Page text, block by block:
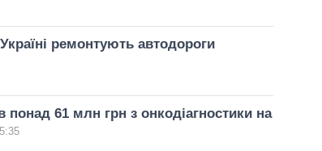
ремонтують автодороги
понад 61 млн грн з онкодіагностики на